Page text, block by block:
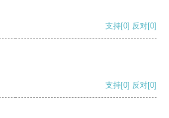
支持[0] 反对[0]
支持[0] 反对[0]